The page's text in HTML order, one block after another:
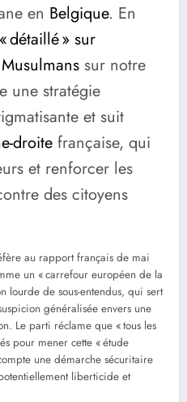
en Belgique. En
détaillé » sur
sur notre
une stratégie
et suit
droite française, qui
et renforcer les
des citoyens
au rapport français de mai
un « carrefour européen de la
lourde de sous-entendus, qui sert
généralisée envers une
Le parti réclame que « tous les
pour mener cette « étude
une démarche sécuritaire
liberticide et